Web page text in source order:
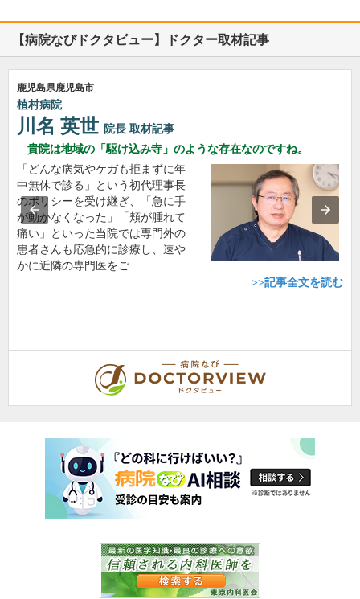
【病院なびドクタビュー】ドクター取材記事
鹿児島県鹿児島市
植村病院
川名 英世 院長 取材記事
貴院は地域の「駆け込み寺」のような存在なのですね。
「どんな病気やケガも拒まずに年
中無休で診る」という初代理事長
のポリシーを受け継ぎ、「急に手
が動かなくなった」「頬が腫れて
痛い」といった当院では専門外の
患者さんも応急的に診療し、速や
かに近隣の専門医をご…
>>記事全文を読む